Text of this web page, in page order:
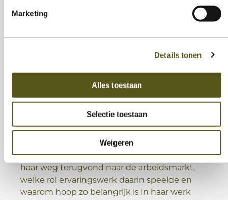
Marketing
Details tonen
Alles toestaan
Selectie toestaan
Weigeren
Doorstroomverhaal van Dorien
Dorien weet als geen ander wat het betekent
om vast te lopen door overprikkeling en
autisme. In dit interview vertelt ze hoe ze
haar weg terugvond naar de arbeidsmarkt,
welke rol ervaringswerk daarin speelde en
waarom hoop zo belangrijk is in haar werk